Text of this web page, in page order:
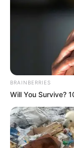
PRIX
BRAINBERRIES
Will You Survive?